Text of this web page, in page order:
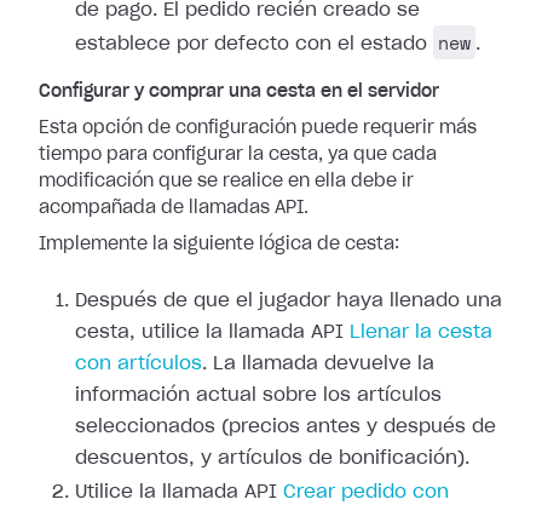
de pago. El pedido recién creado se
establece por defecto con el estado
new .
Configurar y comprar una cesta en el servidor
Esta opción de configuración puede requerir más
tiempo para configurar la cesta, ya que cada
modificación que se realice en ella debe ir
acompañada de llamadas API.
Implemente la siguiente lógica de cesta:
Después de que el jugador haya llenado una
cesta, utilice la llamada API Llenar la cesta
con artículos. La llamada devuelve la
información actual sobre los artículos
seleccionados (precios antes y después de
descuentos, y artículos de bonificación).
Utilice la llamada API Crear pedido con